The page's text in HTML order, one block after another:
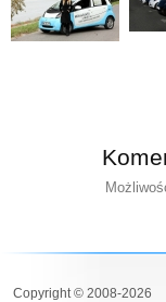
Copyright © 2008-2026